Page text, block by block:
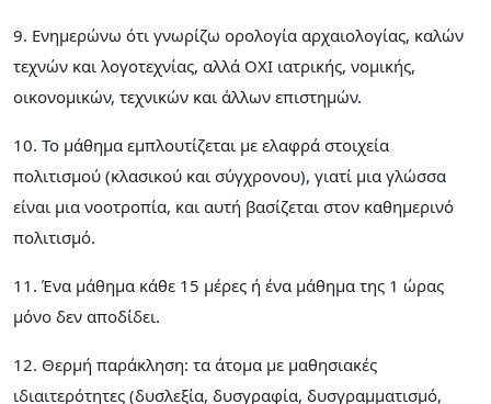
9. Ενημερώνω ότι γνωρίζω ορολογία αρχαιολογίας, καλών
τεχνών και λογοτεχνίας, αλλά ΟΧΙ ιατρικής, νομικής,
οικονομικών, τεχνικών και άλλων επιστημών.
10. Το μάθημα εμπλουτίζεται με ελαφρά στοιχεία
πολιτισμού (κλασικού και σύγχρονου), γιατί μια γλώσσα
είναι μια νοοτροπία, και αυτή βασίζεται στον καθημερινό
πολιτισμό.
11. Ένα μάθημα κάθε 15 μέρες ή ένα μάθημα της 1 ώρας
μόνο δεν αποδίδει.
12. Θερμή παράκληση: τα άτομα με μαθησιακές
ιδιαιτερότητες (δυσλεξία, δυσγραφία, δυσγραμματισμό,